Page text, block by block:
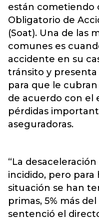
están cometiendo
Obligatorio de
(Soat). Una de las
comunes es
accidente en su
tránsito y
para que le
de acuerdo con el
pérdidas
aseguradoras.
“La
incidido, pero
situación se han
primas, 5% más
sentenció el